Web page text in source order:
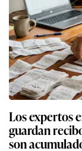
Los expertos
guardan
son